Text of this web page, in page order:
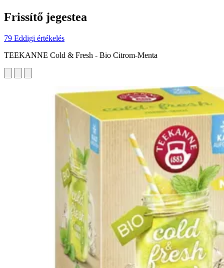
Frissítő jegestea
79 Eddigi értékelés
TEEKANNE Cold & Fresh - Bio Citrom-Menta